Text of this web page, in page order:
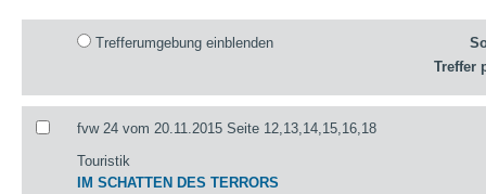
Trefferumgebung einblenden
Treffer
fvw 24 vom 20.11.2015 Seite 12,13,14,15,16,18
Touristik
IM SCHATTEN DES TERRORS